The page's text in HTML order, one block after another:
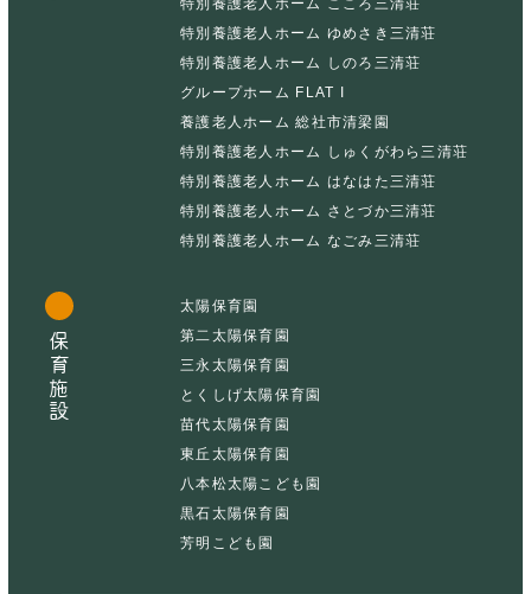
特別養護老人ホーム ゆめさき三清荘
特別養護老人ホーム しのろ三清荘
グループホーム FLAT I
養護老人ホーム 総社市清梁園
特別養護老人ホーム しゅくがわら三清荘
特別養護老人ホーム はなはた三清荘
特別養護老人ホーム さとづか三清荘
特別養護老人ホーム なごみ三清荘
保育施設
太陽保育園
第二太陽保育園
三永太陽保育園
とくしげ太陽保育園
苗代太陽保育園
東丘太陽保育園
八本松太陽こども園
黒石太陽保育園
芳明こども園